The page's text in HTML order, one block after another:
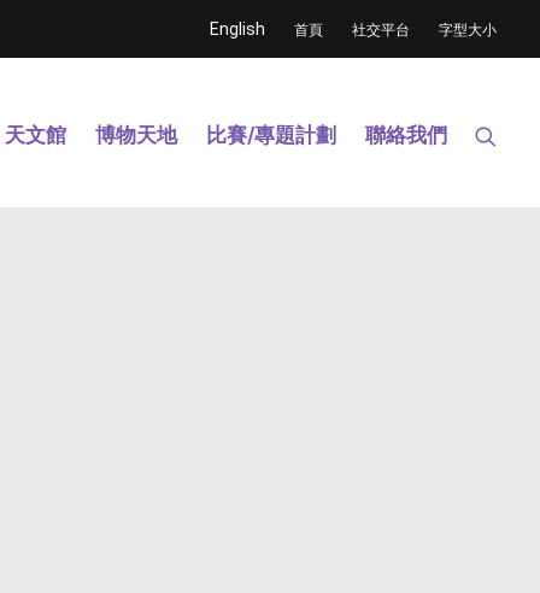
English 首頁 社交平台 字型大小
天文館 博物天地 比賽/專題計劃 聯絡我們